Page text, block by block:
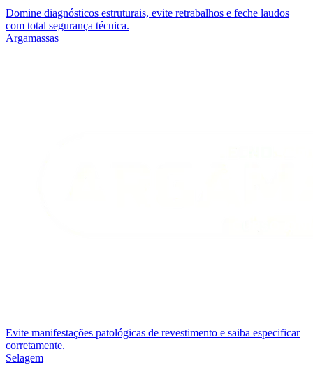
Domine diagnósticos estruturais, evite retrabalhos e feche laudos
com total segurança técnica.
Argamassas
Evite manifestações patológicas de revestimento e saiba especificar
corretamente.
Selagem